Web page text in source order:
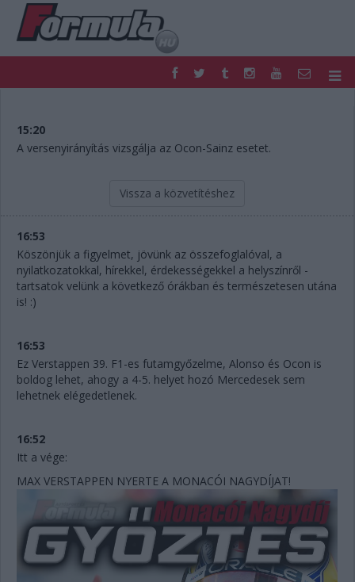
FORMULA
NEMZETKÖZI
HAZAI
VERSENYNAPTÁRAK
15:20
A versenyirányítás vizsgálja az Ocon-Sainz esetet.
Vissza a közvetítéshez
16:53
Köszönjük a figyelmet, jövünk az összefoglalóval, a
nyilatkozatokkal, hírekkel, érdekességekkel a helyszínről -
tartsatok velünk a következő órákban és természetesen utána
is! :)
16:53
Ez Verstappen 39. F1-es futamgyőzelme, Alonso és Ocon is
boldog lehet, ahogy a 4-5. helyet hozó Mercedesek sem
lehetnek elégedetlenek.
16:52
Itt a vége:
MAX VERSTAPPEN NYERTE A MONACÓI NAGYDÍJAT!